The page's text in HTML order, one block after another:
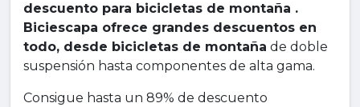
descuento para bicicletas de montaña .
Biciescapa ofrece grandes descuentos en
todo, desde bicicletas de montaña de doble
suspensión hasta componentes de alta gama.
Consigue hasta un 89% de descuento